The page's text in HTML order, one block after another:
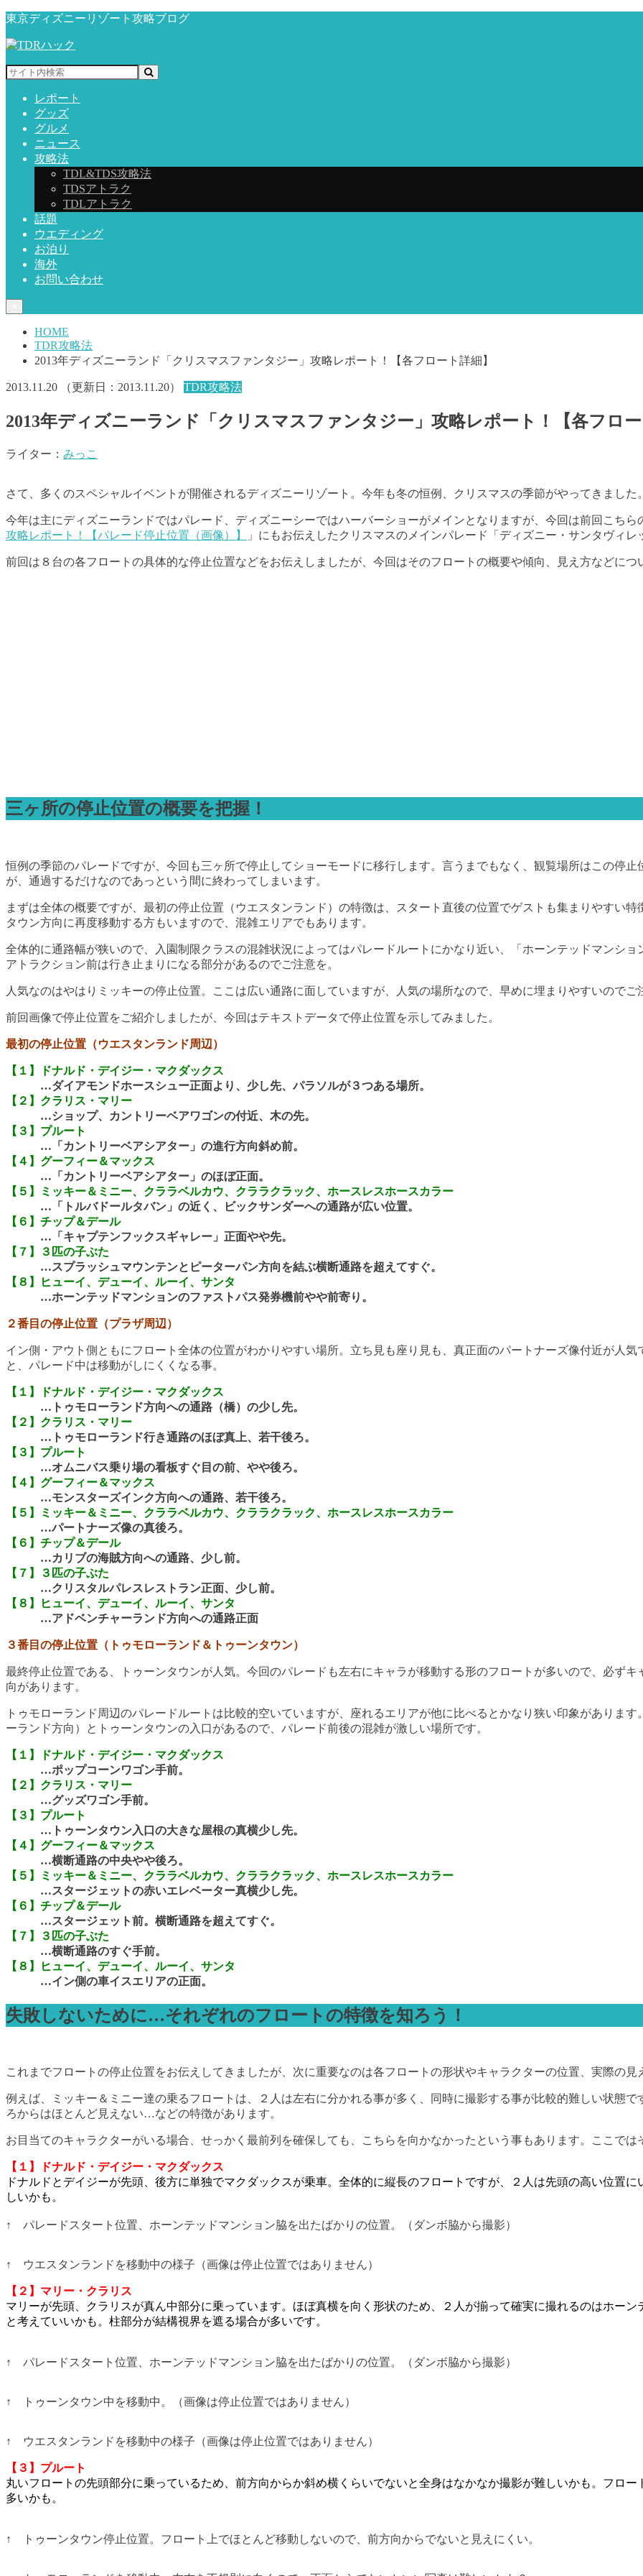
東京ディズニーリゾート攻略ブログ
レポート
グッズ
グルメ
ニュース
攻略法
TDL&TDS攻略法
TDSアトラク
TDLアトラク
話題
ウエディング
お泊り
海外
お問い合わせ
HOME
TDR攻略法
2013年ディズニーランド「クリスマスファンタジー」攻略レポート！【各フロート詳細】
2013.11.20 （更新日： 2013.11.20） TDR攻略法
2013年ディズニーランド「クリスマスファンタジー」攻略レポート！【各フロ
ライター： みっこ
さて、多くのスペシャルイベントが開催されるディズニーリゾート。今年も冬の恒例、クリスマスの季節がやってきました
今年は主にディズニーランドではパレード、ディズニーシーではハーバーショーがメインとなりますが、今回は前回こちら
攻略レポート！【パレード停止位置（画像）】
」にもお伝えしたクリスマスのメインパレード「ディズニー・サンタヴィ
前回は８台の各フロートの具体的な停止位置などをお伝えしましたが、今回はそのフロートの概要や傾向、見え方などに
三ヶ所の停止位置の概要を把握！
恒例の季節のパレードですが、今回も三ヶ所で停止してショーモードに移行します。言うまでもなく、観覧場所はこの停
が、通過するだけなのであっという間に終わってしまいます。
まずは全体の概要ですが、最初の停止位置（ウエスタンランド）の特徴は、スタート直後の位置でゲストも集まりやすい
タウン方向に再度移動する方もいますので、混雑エリアでもあります。
全体的に通路幅が狭いので、入園制限クラスの混雑状況によってはパレードルートにかなり近い、「ホーンテッドマンシ
アトラクション前は行き止まりになる部分があるのでご注意を。
人気なのはやはりミッキーの停止位置。ここは広い通路に面していますが、人気の場所なので、早めに埋まりやすいのでご
前回画像で停止位置をご紹介しましたが、今回はテキストデータで停止位置を示してみました。
最初の停止位置（ウエスタンランド周辺）
【１】ドナルド・デイジー・マクダックス
…ダイアモンドホースシュー正面より、少し先、パラソルが３つある場所。
【２】クラリス・マリー
…ショップ、カントリーベアワゴンの付近、木の先。
【３】プルート
…「カントリーベアシアター」の進行方向斜め前。
【４】グーフィー＆マックス
…「カントリーベアシアター」のほぼ正面。
【５】ミッキー＆ミニー、クララベルカウ、クララクラック、ホースレスホースカラー
…「トルバドールタバン」の近く、ビックサンダーへの通路が広い位置。
【６】チップ＆デール
…「キャプテンフックスギャレー」正面やや先。
【７】３匹の子ぶた
…スプラッシュマウンテンとピーターパン方向を結ぶ横断通路を超えてすぐ。
【８】ヒューイ、デューイ、ルーイ、サンタ
…ホーンテッドマンションのファストパス発券機前やや前寄り。
２番目の停止位置（プラザ周辺）
イン側・アウト側ともにフロート全体の位置がわかりやすい場所。立ち見も座り見も、真正面のパートナーズ像付近が人
と、パレード中は移動がしにくくなる事。
【１】ドナルド・デイジー・マクダックス
…トゥモローランド方向への通路（橋）の少し先。
【２】クラリス・マリー
…トゥモローランド行き通路のほぼ真上、若干後ろ。
【３】プルート
…オムニバス乗り場の看板すぐ目の前、やや後ろ。
【４】グーフィー＆マックス
…モンスターズインク方向への通路、若干後ろ。
【５】ミッキー＆ミニー、クララベルカウ、クララクラック、ホースレスホースカラー
…パートナーズ像の真後ろ。
【６】チップ＆デール
…カリブの海賊方向への通路、少し前。
【７】３匹の子ぶた
…クリスタルパレスレストラン正面、少し前。
【８】ヒューイ、デューイ、ルーイ、サンタ
…アドベンチャーランド方向への通路正面
３番目の停止位置（トゥモローランド＆トゥーンタウン）
最終停止位置である、トゥーンタウンが人気。今回のパレードも左右にキャラが移動する形のフロートが多いので、必ず
向があります。
トゥモローランド周辺のパレードルートは比較的空いていますが、座れるエリアが他に比べるとかなり狭い印象がありま
ーランド方向）とトゥーンタウンの入口があるので、パレード前後の混雑が激しい場所です。
【１】ドナルド・デイジー・マクダックス
…ポップコーンワゴン手前。
【２】クラリス・マリー
…グッズワゴン手前。
【３】プルート
…トゥーンタウン入口の大きな屋根の真横少し先。
【４】グーフィー＆マックス
…横断通路の中央やや後ろ。
【５】ミッキー＆ミニー、クララベルカウ、クララクラック、ホースレスホースカラー
…スタージェットの赤いエレベーター真横少し先。
【６】チップ＆デール
…スタージェット前。横断通路を超えてすぐ。
【７】３匹の子ぶた
…横断通路のすぐ手前。
【８】ヒューイ、デューイ、ルーイ、サンタ
…イン側の車イスエリアの正面。
失敗しないために…それぞれのフロートの特徴を知ろう！
これまでフロートの停止位置をお伝えしてきましたが、次に重要なのは各フロートの形状やキャラクターの位置、実際の見
例えば、ミッキー＆ミニー達の乗るフロートは、２人は左右に分かれる事が多く、同時に撮影する事が比較的難しい状態
ろからはほとんど見えない…などの特徴があります。
お目当てのキャラクターがいる場合、せっかく最前列を確保しても、こちらを向かなかったという事もあります。ここで
【１】ドナルド・デイジー・マクダックス
ドナルドとデイジーが先頭、後方に単独でマクダックスが乗車。全体的に縦長のフロートですが、２人は先頭の高い位置
しいかも。
↑ パレードスタート位置、ホーンテッドマンション脇を出たばかりの位置。（ダンボ脇から撮影）
↑ ウエスタンランドを移動中の様子（画像は停止位置ではありません）
【２】マリー・クラリス
マリーが先頭、クラリスが真ん中部分に乗っています。ほぼ真横を向く形状のため、２人が揃って確実に撮れるのはホー
と考えていいかも。柱部分が結構視界を遮る場合が多いです。
↑ パレードスタート位置、ホーンテッドマンション脇を出たばかりの位置。（ダンボ脇から撮影）
↑ トゥーンタウン中を移動中。（画像は停止位置ではありません）
↑ ウエスタンランドを移動中の様子（画像は停止位置ではありません）
【３】プルート
丸いフロートの先頭部分に乗っているため、前方向からか斜め横くらいでないと全身はなかなか撮影が難しいかも。フロ
多いかも。
↑ トゥーンタウン停止位置。フロート上でほとんど移動しないので、前方向からでないと見えにくい。